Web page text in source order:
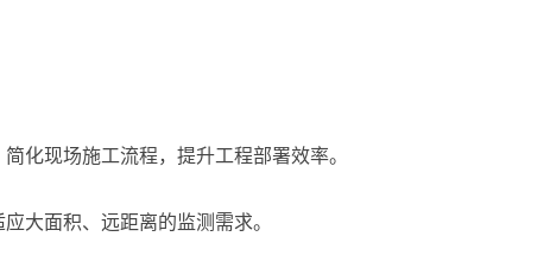
化现场施工流程，提升工程部署效率。
大面积、远距离的监测需求。